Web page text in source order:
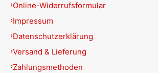
Online-Widerrufsformular
Impressum
Datenschutzerklärung
Versand & Lieferung
Zahlungsmethoden